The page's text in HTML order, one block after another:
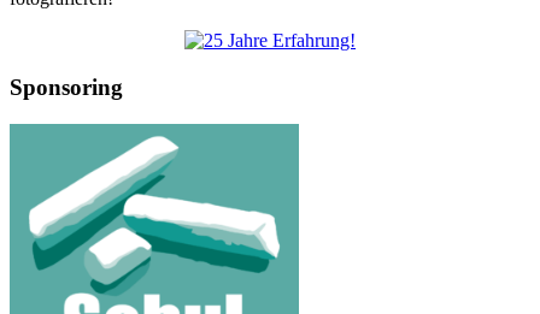
Sponsoring